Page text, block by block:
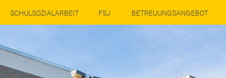
SCHULSOZIALARBEIT FSJ BETREUUNGSANGEBOT